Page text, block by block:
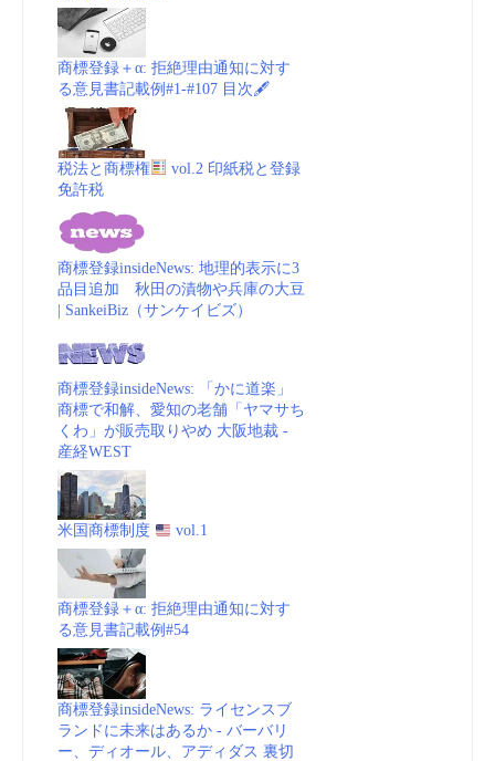
商標登録＋α: 拒絶理由通知に対す
る意見書記載例#1-#107 目次🖋
税法と商標権
vol.2 印紙税と登録
免許税
商標登録insideNews: 地理的表示に3
品目追加 秋田の漬物や兵庫の大豆
| SankeiBiz（サンケイビズ）
商標登録insideNews: 「かに道楽」
商標で和解、愛知の老舗「ヤマサち
くわ」が販売取りやめ 大阪地裁 -
産経WEST
米国商標制度 vol.1
商標登録＋α: 拒絶理由通知に対す
る意見書記載例#54
商標登録insideNews: ライセンスブ
ランドに未来はあるか - バーバリ
ー、ディオール、アディダス 裏切